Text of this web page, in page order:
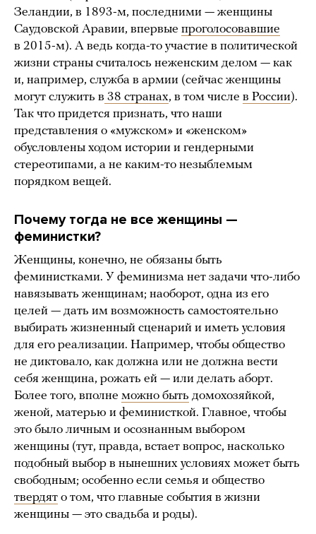
Зеландии, в 1893-м, последними — женщины
Саудовской Аравии, впервые проголосовавшие
в 2015-м). А ведь когда-то участие в политической
жизни страны считалось неженским делом — как
и, например, служба в армии (сейчас женщины
могут служить в 38 странах, в том числе в России).
Так что придется признать, что наши
представления о «мужском» и «женском»
обусловлены ходом истории и гендерными
стереотипами, а не каким-то незыблемым
порядком вещей.
Почему тогда не все женщины —
феминистки?
Женщины, конечно, не обязаны быть
феминистками. У феминизма нет задачи что-либо
навязывать женщинам; наоборот, одна из его
целей — дать им возможность самостоятельно
выбирать жизненный сценарий и иметь условия
для его реализации. Например, чтобы общество
не диктовало, как должна или не должна вести
себя женщина, рожать ей — или делать аборт.
Более того, вполне можно быть домохозяйкой,
женой, матерью и феминисткой. Главное, чтобы
это было личным и осознанным выбором
женщины (тут, правда, встает вопрос, насколько
подобный выбор в нынешних условиях может быть
свободным; особенно если семья и общество
твердят о том, что главные события в жизни
женщины — это свадьба и роды).